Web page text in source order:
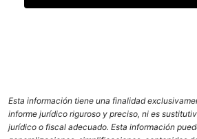
Esta información tiene una finalidad
informe jurídico riguroso y preciso, ni es
jurídico o fiscal adecuado. Esta información